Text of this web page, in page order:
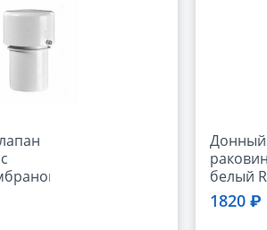
Донный
белый
1820 ₽